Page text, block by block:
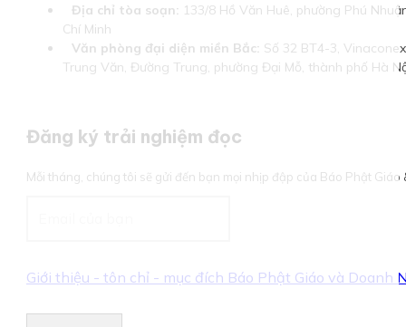
Địa chỉ tòa soạn: 133/8 Hồ Văn Huê, phường Phú
Chí Minh
Văn phòng đại diện miền Bắc: Số 32 BT4-3,
Trung Văn, Đường Trung, phường Đại Mỗ, thành phố Hà
Đăng ký trải nghiệm đọc
Mỗi tháng, chúng tôi sẽ gửi đến bạn mọi nhịp đập của Báo Phật Giáo
Giới thiệu - tôn chỉ - mục đích Báo Phật Giáo và Doanh